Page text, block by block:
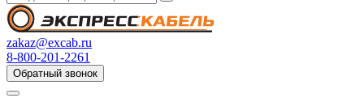
zakaz@excab.ru
8-800-201-2261
Обратный звонок